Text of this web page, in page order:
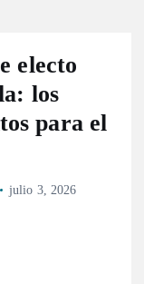
electo
los
para el
julio 3, 2026